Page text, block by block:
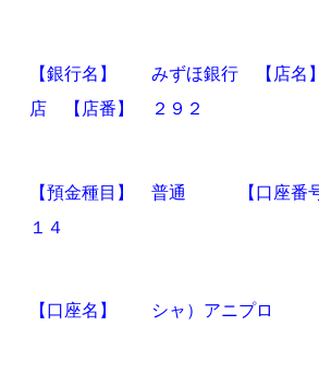
【銀行名】 みずほ銀行
【店
店
【店番】 ２９２
【預金種目】 普通
【口座
１４
【口座名】 シャ）アニプロ